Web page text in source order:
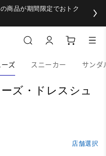
商品が期間限定でおトク
ズ スニーカー サンダ
ズ・ドレスシュ
店舗選択